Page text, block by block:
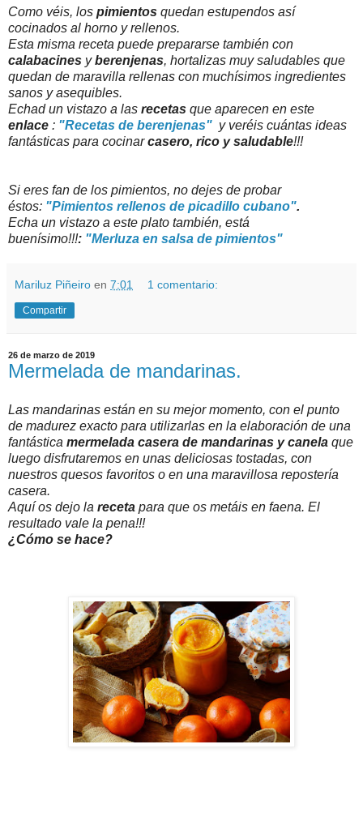
Como véis, los pimientos quedan estupendos así
cocinados al horno y rellenos.
Esta misma receta puede prepararse también con
calabacines yberenjenas, hortalizas muy saludables que
quedan de maravilla rellenas con muchísimos ingredientes
sanos y asequibles.
Echad un vistazo a las recetas que aparecen en este
enlace : "Recetas de berenjenas" y veréis cuántas ideas
fantásticas para cocinarcasero, rico y saludable!!!
Si eres fan de los pimientos, no dejes de probar
éstos: "Pimientos rellenos de picadillo cubano".
Echa un vistazo a este plato también, está
buenísimo!!!: "Merluza en salsa de pimientos"
Mariluz Piñeiro en 7:01 1 comentario:
Compartir
26 de marzo de 2019
Mermelada de mandarinas.
Las mandarinas están en su mejor momento, con el punto
de madurez exacto para utilizarlas en la elaboración de una
fantástica mermelada casera de mandarinas y canela que
luego disfrutaremos en unas deliciosas tostadas, con
nuestros quesos favoritos o en una maravillosa repostería
casera.
Aquí os dejo la receta para que os metáis en faena. El
resultado vale la pena!!!
¿Cómo se hace?